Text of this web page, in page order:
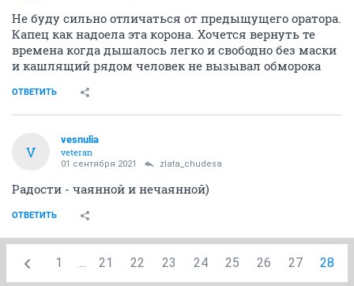
Не буду сильно отличаться от предыщущего оратора.
Капец как надоела эта корона. Хочется вернуть те
времена когда дышалось легко и свободно без маски
и кашлящий рядом человек не вызывал обморока
ОТВЕТИТЬ
V
vesnulia
veteran
01 сентября 2021 zlata_chudesa
Радости - чаянной и нечаянной)
ОТВЕТИТЬ
1 ... 21 22 23 24 25 26 27 28